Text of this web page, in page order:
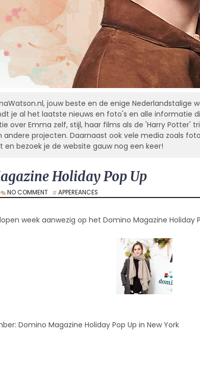
jouw beste en de enige Nederlandstalige
je al het laatste nieuws en foto's en alle informatie
over Emma zelf, stijl, haar films als de 'Harry Potter'
andere projecten. Daarnaast ook vele media zoals
en bezoek je de website gauw nog een keer!
Holiday Pop Up
NO COMMENT APPEREANCES
week aanwezig op het Domino Magazine Holiday
Domino Magazine Holiday Pop Up in New York